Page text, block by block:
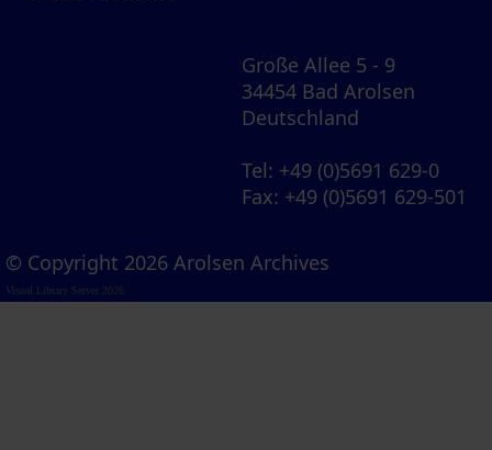
Große Allee 5 - 9
34454 Bad Arolsen
Deutschland
Tel: +49 (0)5691 629-0
Fax: +49 (0)5691 629-501
© Copyright 2026 Arolsen Archives
Visual Library Server 2026